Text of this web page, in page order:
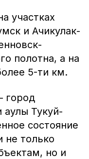
участках
и Ачикулак-
полотна, а на
5-ти км.
город
аулы Тукуй-
состояние
не только
но и